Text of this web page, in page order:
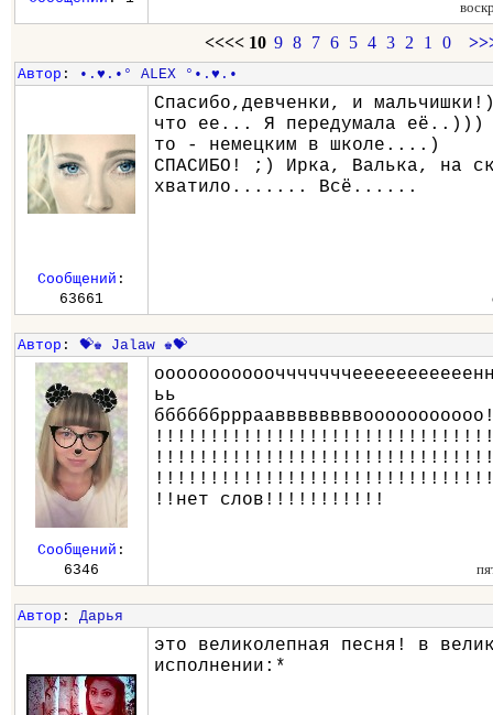
<<<< 10 9 8 7 6 5 4 3 2 1 0
Автор : •.♥.•° ALEX °•.♥.•
Спасибо,девченки, и
что ее... Я передумала
то - немецким в школе....)
СПАСИБО! ;) Ирка, Валька, на
хватило....... Всё......
Сообщений :
63661
Автор : 💝♚ Jalaw ♚💝
ьь
!!нет слов!!!!!!!!!!!
Сообщений :
6346
Автор : Дарья
это великолепная песня! в
исполнении:*